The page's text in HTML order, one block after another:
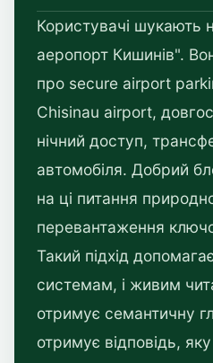
Користувачі шукають
аеропорт Кишинів".
про secure airport
Chisinau airport,
нічний доступ,
автомобіля. Добрий
на ці питання
перевантаження
Такий підхід
системам, і живим
отримує семантичну
отримує відповідь,